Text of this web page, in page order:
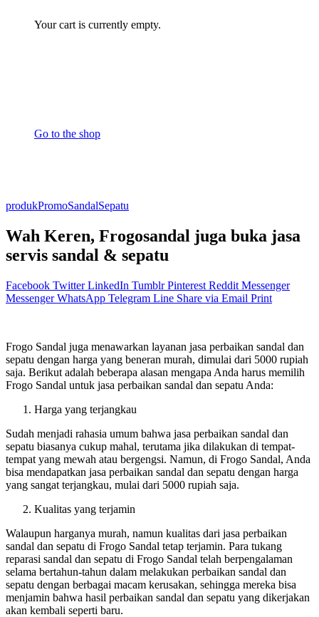
Your cart is currently empty.
Go to the shop
produkPromoSandalSepatu
Wah Keren, Frogosandal juga buka jasa
servis sandal & sepatu
Facebook Twitter LinkedIn Tumblr Pinterest Reddit Messenger
Messenger WhatsApp Telegram Line Share via Email Print
Frogo Sandal juga menawarkan layanan jasa perbaikan sandal dan
sepatu dengan harga yang beneran murah, dimulai dari 5000 rupiah
saja. Berikut adalah beberapa alasan mengapa Anda harus memilih
Frogo Sandal untuk jasa perbaikan sandal dan sepatu Anda:
Harga yang terjangkau
Sudah menjadi rahasia umum bahwa jasa perbaikan sandal dan
sepatu biasanya cukup mahal, terutama jika dilakukan di tempat-
tempat yang mewah atau bergengsi. Namun, di Frogo Sandal, Anda
bisa mendapatkan jasa perbaikan sandal dan sepatu dengan harga
yang sangat terjangkau, mulai dari 5000 rupiah saja.
Kualitas yang terjamin
Walaupun harganya murah, namun kualitas dari jasa perbaikan
sandal dan sepatu di Frogo Sandal tetap terjamin. Para tukang
reparasi sandal dan sepatu di Frogo Sandal telah berpengalaman
selama bertahun-tahun dalam melakukan perbaikan sandal dan
sepatu dengan berbagai macam kerusakan, sehingga mereka bisa
menjamin bahwa hasil perbaikan sandal dan sepatu yang dikerjakan
akan kembali seperti baru.